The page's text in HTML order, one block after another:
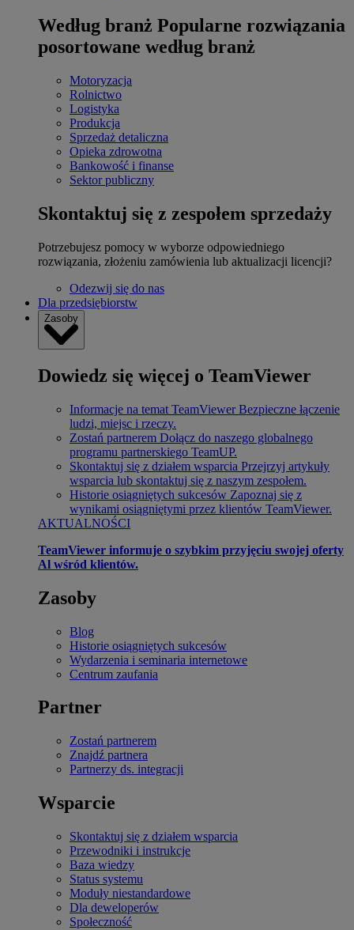
Według branż Popularne rozwiązania
posortowane według branż
Motoryzacja
Rolnictwo
Logistyka
Produkcja
Sprzedaż detaliczna
Opieka zdrowotna
Bankowość i finanse
Sektor publiczny
Skontaktuj się z zespołem sprzedaży
Potrzebujesz pomocy w wyborze odpowiedniego
rozwiązania, złożeniu zamówienia lub aktualizacji licencji?
Odezwij się do nas
Dla przedsiębiorstw
Zasoby
Dowiedz się więcej o TeamViewer
Informacje na temat TeamViewer Bezpieczne łączenie
ludzi, miejsc i rzeczy.
Zostań partnerem Dołącz do naszego globalnego
programu partnerskiego TeamUP.
Skontaktuj się z działem wsparcia Przejrzyj artykuły
wsparcia lub skontaktuj się z naszym zespołem.
Historie osiągniętych sukcesów Zapoznaj się z
wynikami osiągniętymi przez klientów TeamViewer.
AKTUALNOŚCI
TeamViewer informuje o szybkim przyjęciu swojej oferty
Al wśród klientów.
Zasoby
Blog
Historie osiągniętych sukcesów
Wydarzenia i seminaria internetowe
Centrum zaufania
Partner
Zostań partnerem
Znajdź partnera
Partnerzy ds. integracji
Wsparcie
Skontaktuj się z działem wsparcia
Przewodniki i instrukcje
Baza wiedzy
Status systemu
Moduły niestandardowe
Dla deweloperów
Społeczność